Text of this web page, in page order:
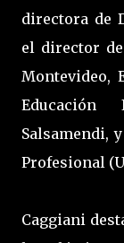
directora de
el director
Montevideo,
Salsamendi,
Profesional
Caggiani